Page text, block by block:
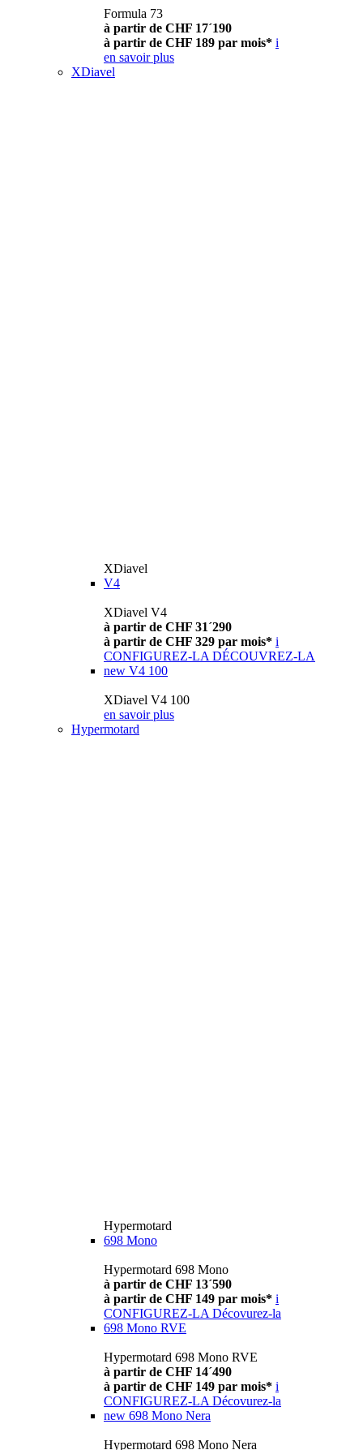
Formula 73
à partir de CHF 17´190
à partir de CHF 189 par mois* i
en savoir plus
XDiavel
XDiavel
V4
XDiavel V4
à partir de CHF 31´290
à partir de CHF 329 par mois* i
CONFIGUREZ-LA DÉCOUVREZ-LA
new V4 100
XDiavel V4 100
en savoir plus
Hypermotard
Hypermotard
698 Mono
Hypermotard 698 Mono
à partir de CHF 13´590
à partir de CHF 149 par mois* i
CONFIGUREZ-LA Décovurez-la
698 Mono RVE
Hypermotard 698 Mono RVE
à partir de CHF 14´490
à partir de CHF 149 par mois* i
CONFIGUREZ-LA Décovurez-la
new 698 Mono Nera
Hypermotard 698 Mono Nera